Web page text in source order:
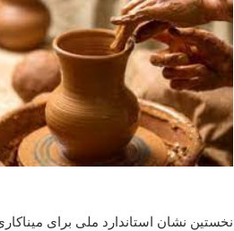
نخستین نشان استاندارد ملی برای